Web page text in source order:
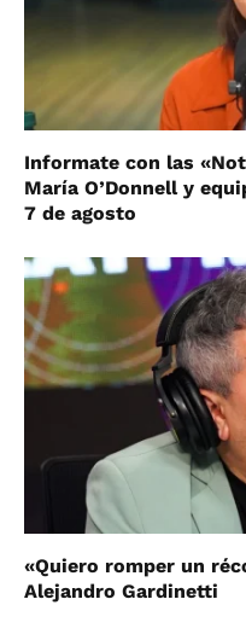
Informate con las
María O’Donnell y
7 de agosto
«Quiero romper un
Alejandro Gardinetti